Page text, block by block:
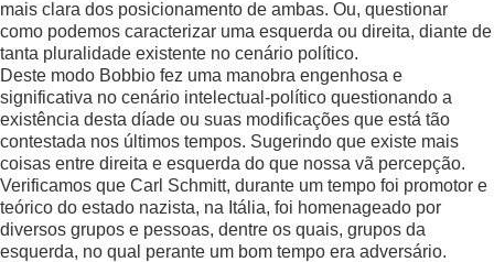
mais clara dos posicionamento de ambas. Ou, questionar
como podemos caracterizar uma esquerda ou direita, diante de
tanta pluralidade existente no cenário político.
Deste modo Bobbio fez uma manobra engenhosa e
significativa no cenário intelectual-político questionando a
existência desta díade ou suas modificações que está tão
contestada nos últimos tempos. Sugerindo que existe mais
coisas entre direita e esquerda do que nossa vã percepção.
Verificamos que Carl Schmitt, durante um tempo foi promotor e
teórico do estado nazista, na Itália, foi homenageado por
diversos grupos e pessoas, dentre os quais, grupos da
esquerda, no qual perante um bom tempo era adversário.